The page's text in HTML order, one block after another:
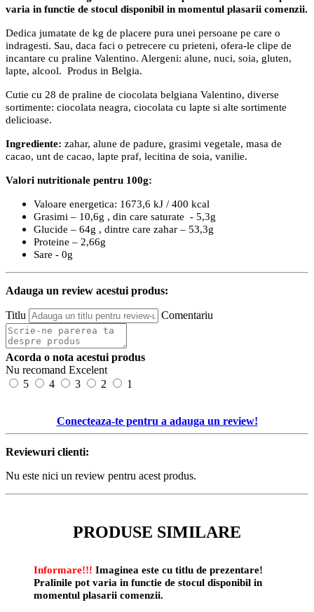
varia in functie de stocul disponibil in momentul plasarii comenzii.
Dedica jumatate de kg de placere pura unei persoane pe care o
indragesti. Sau, daca faci o petrecere cu prieteni, ofera-le clipe de
incantare cu praline Valentino. Alergeni: alune, nuci, soia, gluten,
lapte, alcool. Produs in Belgia.
Cutie cu 28 de praline de ciocolata belgiana Valentino, diverse
sortimente: ciocolata neagra, ciocolata cu lapte si alte sortimente
delicioase.
Ingrediente: zahar, alune de padure, grasimi vegetale, masa de
cacao, unt de cacao, lapte praf, lecitina de soia, vanilie.
Valori nutritionale pentru 100g:
Valoare energetica: 1673,6 kJ / 400 kcal
Grasimi – 10,6g , din care saturate - 5,3g
Glucide – 64g , dintre care zahar – 53,3g
Proteine – 2,66g
Sare - 0g
Adauga un review acestui produs:
Titlu Comentariu
Acorda o nota acestui produs
Nu recomand Excelent
5
4 3 2 1
Conecteaza-te pentru a adauga un review!
Reviewuri clienti:
Nu este nici un review pentru acest produs.
PRODUSE SIMILARE
Informare!!! Imaginea este cu titlu de prezentare!
Pralinile pot varia in functie de stocul disponibil in
momentul plasarii comenzii.